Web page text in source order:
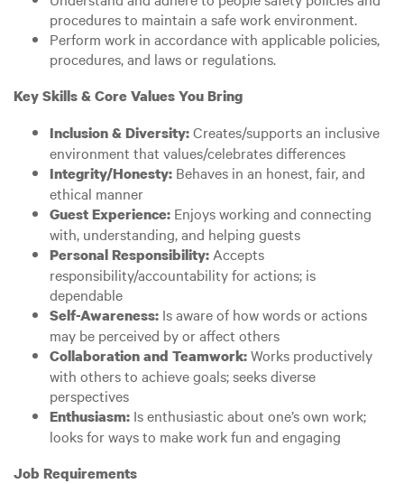
procedures to maintain a safe work environment.
Perform work in accordance with applicable policies,
procedures, and laws or regulations.
Key Skills & Core Values You Bring
Inclusion & Diversity:Creates/supports an inclusive
environment that values/celebrates differences
Integrity/Honesty: Behaves in an honest, fair, and
ethical manner
Guest Experience: Enjoys working and connecting
with, understanding, and helping guests
Personal Responsibility: Accepts
responsibility/accountability for actions; is
dependable
Self-Awareness: Is aware of how words or actions
may be perceived by or affect others
Collaboration and Teamwork:Works productively
with others to achieve goals; seeks diverse
perspectives
Enthusiasm: Is enthusiastic about one’s own work;
looks for ways to make work fun and engaging
Job Requirements